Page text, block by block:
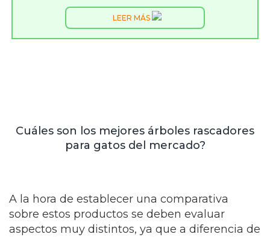
LEER MÁS
Cuáles son los mejores árboles rascadores
para gatos del mercado?
A la hora de establecer una comparativa
sobre estos productos se deben evaluar
aspectos muy distintos, ya que a diferencia de